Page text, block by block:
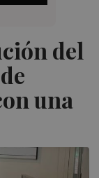
del
una